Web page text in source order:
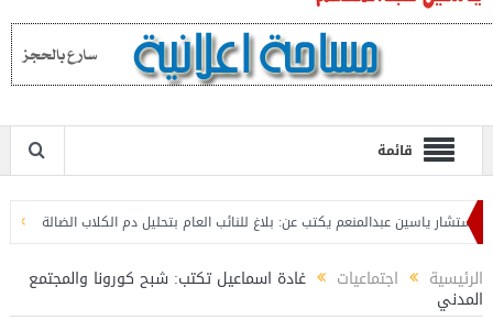
قائمة
ياسين عبدالمنعم يكتب عن: بلاغ للنائب العام بتحليل دم الكلاب الضالة
الرئيسية اجتماعيات غادة اسماعيل تكتب: شبح كورونا والمجتمع
المدني